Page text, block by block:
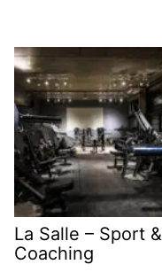
La Salle – Sport &
Coaching